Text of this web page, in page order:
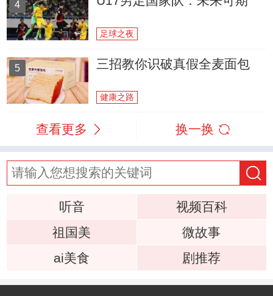
4
足球之夜
5 三招教你识破真假全麦面包
健康之路
查看更多 换一换
听音
视频百科
祖国美
微故事
ai美食
剧推荐